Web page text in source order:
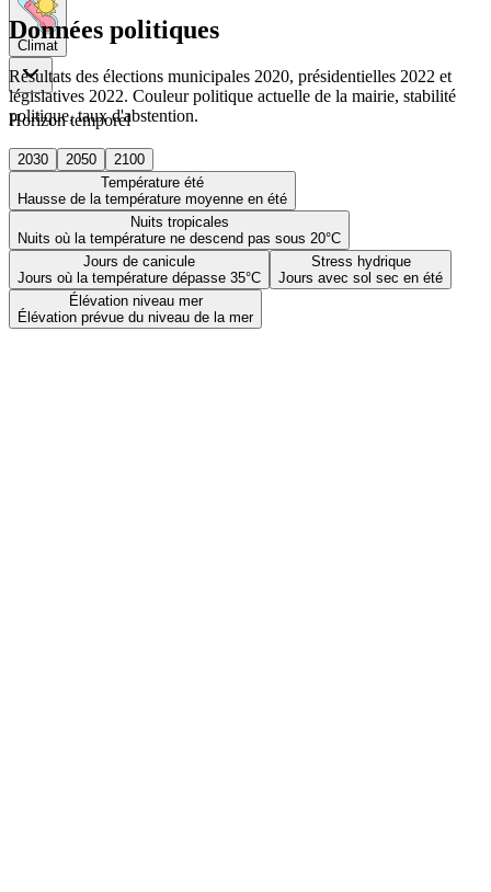
Climat
Horizon temporel
2030 2050
2100
Température été
Hausse de la température moyenne en été
Nuits tropicales
Nuits où la température ne descend pas sous 20°C
Jours de canicule
Jours où la température dépasse 35°C
Stress hydrique
Jours avec sol sec en été
Élévation niveau mer
Élévation prévue du niveau de la mer
Données politiques
Résultats des élections municipales 2020, présidentielles 2022 et
législatives 2022. Couleur politique actuelle de la mairie, stabilité
politique, taux d'abstention.